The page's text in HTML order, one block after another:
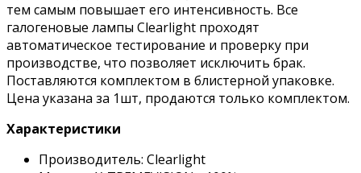
тем самым повышает его интенсивность. Все
галогеновые лампы Clearlight проходят
автоматическое тестирование и проверку при
производстве, что позволяет исключить брак.
Поставляются комплектом в блистерной упаковке.
Цена указана за 1шт, продаются только комплектом.
Характеристики
Производитель: Clearlight